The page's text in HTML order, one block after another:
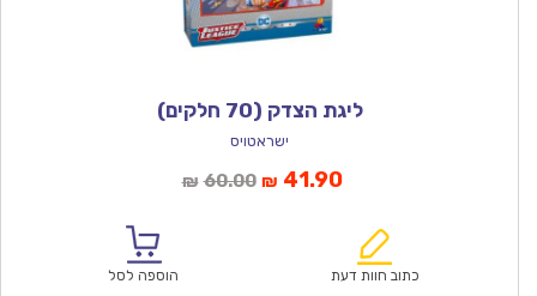
ליגת הצדק (70 חלקים)
ישראטויס
₪ 60.00המחיר
₪60.00.
₪ 41.90המחיר
הוא:
כתוב חוות דעת הוספה לסל